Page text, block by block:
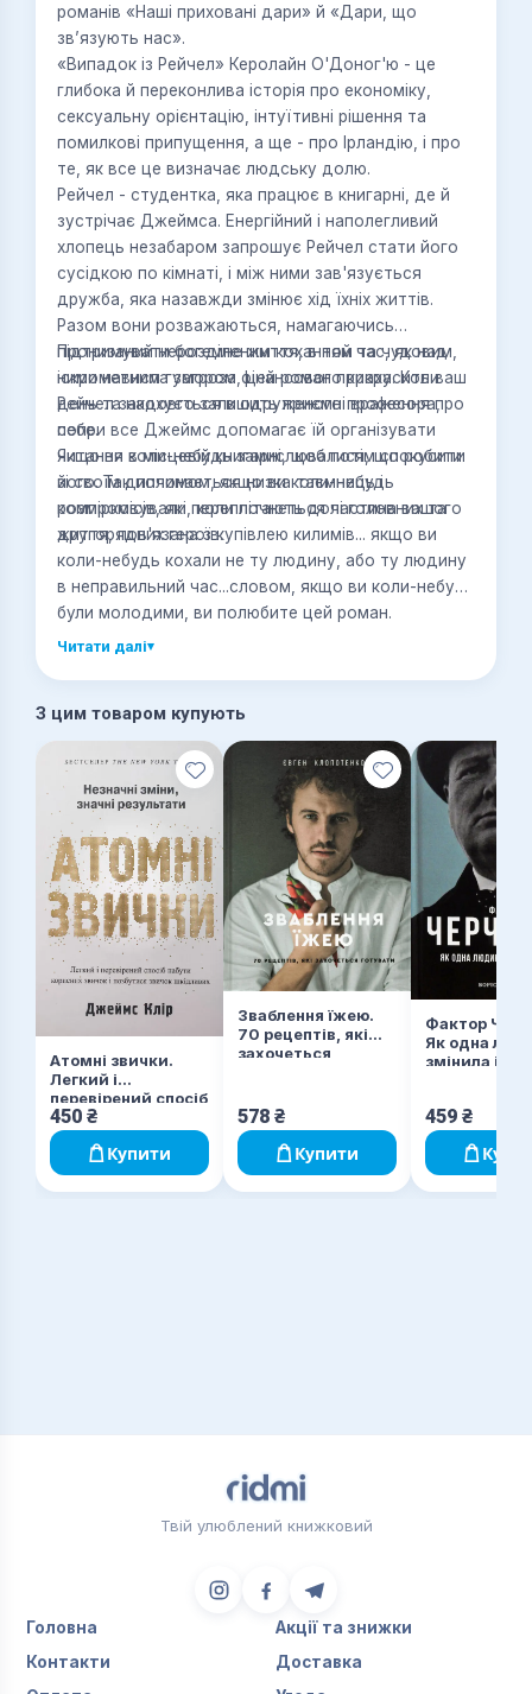
романів «Наші приховані дари» й «Дари, що
зв’язують нас».
«Випадок із Рейчел» Керолайн О'Доног'ю - це
глибока й переконлива історія про економіку,
сексуальну орієнтацію, інтуїтивні рішення та
помилкові припущення, а ще - про Ірландію, і про
те, як все це визначає людську долю.
Рейчел - студентка, яка працює в книгарні, де й
зустрічає Джеймса. Енергійний і наполегливий
хлопець незабаром запрошує Рейчел стати його
сусідкою по кімнаті, і між ними зав'язується
дружба, яка назавжди змінює хід їхніх життів.
Разом вони розважаються, намагаючись
підтримувати богемне життя, в той час, як над
ними нависла загроза фінансового краху. Коли
Рейчел закохується в одруженого професора,
попри все Джеймс допомагає їй організувати
читання в місцевій книгарні, щоб потім спокусити
його. Так починається низка таємниць і
компромісів, які переплітають долі головних та
другорядних героїв.
Пронизаний нерозділеним коханням та чудовим,
іскрометним гумором, цей роман прикрасить ваш
день та надовго залишить приємні враження про
себе.
Якщо ви коли-небудь замислювалися, що робити
зі своїм дипломом, якщо ви коли-небудь
розмірковували, коли почнеться частина вашого
життя, пов'язана з купівлею килимів... якщо ви
коли-небудь кохали не ту людину, або ту людину
в неправильний час...словом, якщо ви коли-небудь
були молодими, ви полюбите цей роман.
Читати далі▾
З цим товаром купують
Атомні звички.
Легкий і
перевірений спосіб
набути корисних
звичок і позбутися
звичок шкідливих
450 ₴
Купити
Зваблення їжею.
70 рецептів, які
захочеться
578 ₴
Купити
Фактор
Як одна
змінила
459 ₴
Твій улюблений книжковий
Головна
Акції та знижки
Контакти
Доставка